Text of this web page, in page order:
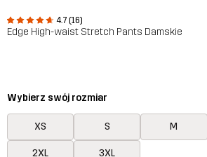
4.7 (16)
Edge High-waist Stretch Pants Damskie
Wybierz swój rozmiar
XS S M
2XL 3XL